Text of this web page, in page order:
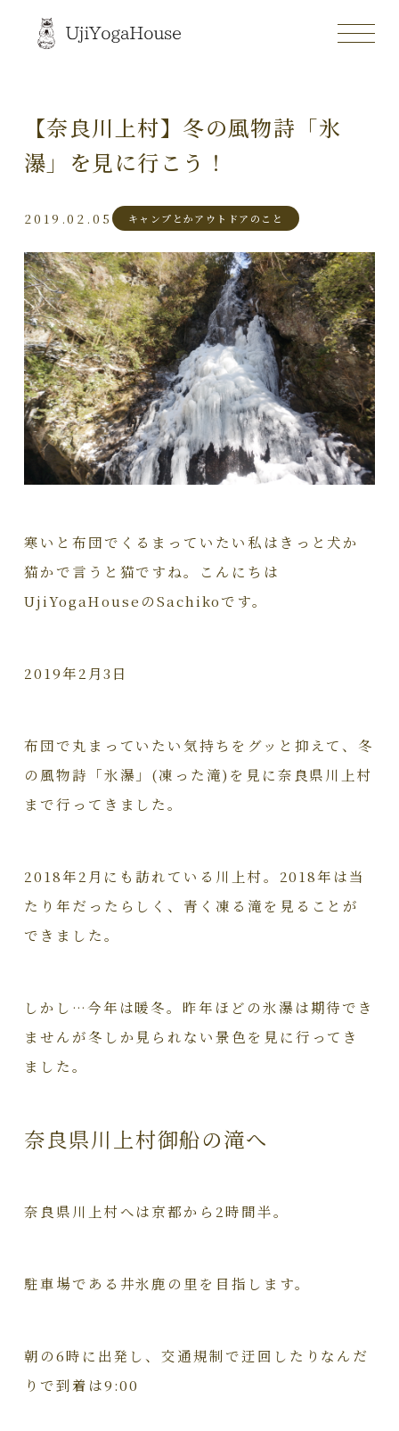
【奈良川上村】冬の風物詩「氷
瀑」を見に行こう！
2019.02.05 キャンプとかアウトドアのこと
寒いと布団でくるまっていたい私はきっと犬か
猫かで言うと猫ですね。こんにちは
UjiYogaHouseのSachikoです。
2019年2月3日
布団で丸まっていたい気持ちをグッと抑えて、冬
の風物詩「氷瀑」(凍った滝)を見に奈良県川上村
まで行ってきました。
2018年2月にも訪れている川上村。2018年は当
たり年だったらしく、青く凍る滝を見ることが
できました。
しかし…今年は暖冬。昨年ほどの氷瀑は期待でき
ませんが冬しか見られない景色を見に行ってき
ました。
奈良県川上村御船の滝へ
奈良県川上村へは京都から2時間半。
駐車場である井氷鹿の里を目指します。
朝の6時に出発し、交通規制で迂回したりなんだ
りで到着は9:00